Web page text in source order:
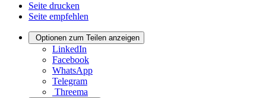
Seite drucken
Seite empfehlen
Optionen zum Teilen anzeigen
LinkedIn
Facebook
WhatsApp
Telegram
Threema